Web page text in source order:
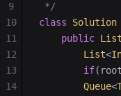
*/
class Solution
    public
List
        List
<
        if
(root
        Queue
<
9
10
11
12
13
14